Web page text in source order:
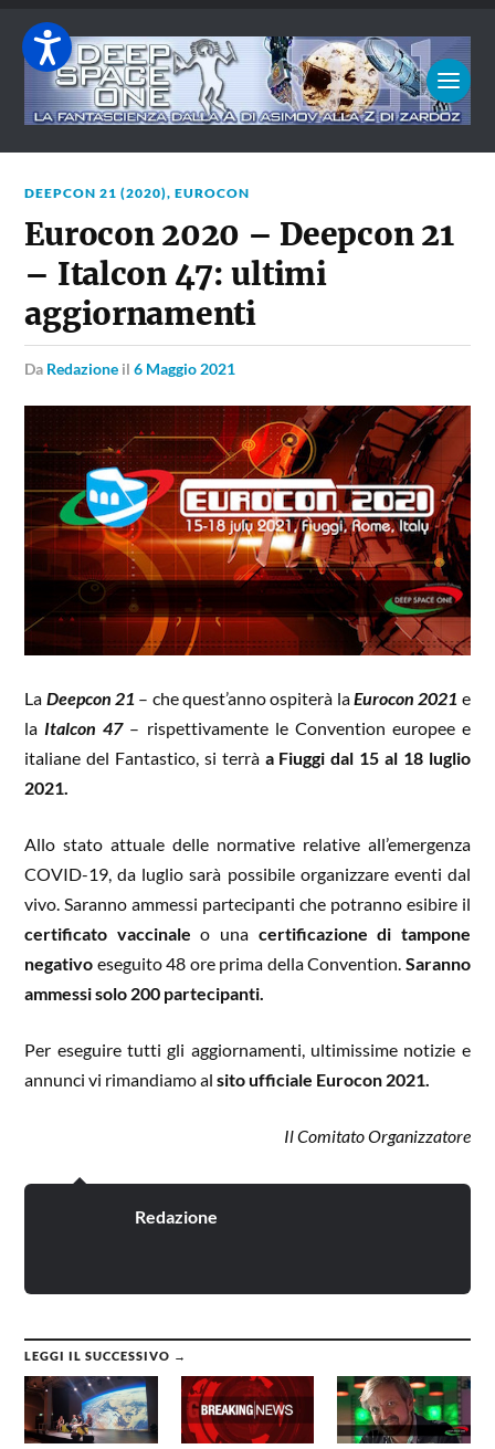
DEEPCON 21 (2020),EUROCON
Eurocon 2020 – Deepcon 21
– Italcon 47: ultimi
aggiornamenti
da Redazione il6 Maggio 2021
La Deepcon 21 – che quest’anno ospiterà laEurocon 2021 e
la Italcon 47– rispettivamente le Convention europee e
italiane del Fantastico, si terrà a Fiuggi dal 15 al 18 luglio
2021.
Allo stato attuale delle normative relative all’emergenza
COVID-19, da luglio sarà possibile organizzare eventi dal
vivo. Saranno ammessi partecipanti che potranno esibire il
certificato vaccinale o una certificazione di tampone
negativo eseguito 48 ore prima della Convention. Saranno
ammessi solo 200 partecipanti.
Per eseguire tutti gli aggiornamenti, ultimissime notizie e
annunci vi rimandiamo alsito ufficiale Eurocon 2021.
Il Comitato Organizzatore
Redazione
LEGGI IL SUCCESSIVO →